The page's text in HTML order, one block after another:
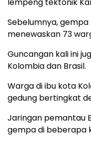
Sebelumnya, gempa
menewaskan 73
Guncangan kali ini
Kolombia dan Brasil.
Warga di ibu kota
gedung bertingkat
Jaringan pemantau
gempa di beberapa